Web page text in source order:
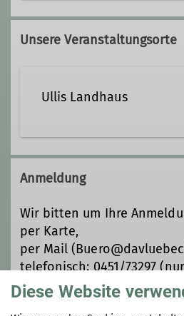
+49 451 73297
+49 163 6798452
1. Vorsitzender
Unsere Veranstaltungsorte
Ullis Landhaus
Ullis Landhaus
Brandenbaumer
23564 Lübeck
Anmeldung
Wir bitten um Ihre
per Karte,
per Mail
telefonisch: 0451/73297
Uhr bis 18:00 Uhr)
oder per Fax: 0451/29170398
Diese Website